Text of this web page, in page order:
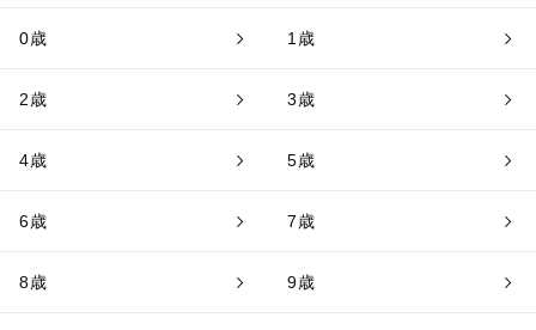
0歳 1歳
2歳 3歳
4歳 5歳
6歳 7歳
8歳 9歳